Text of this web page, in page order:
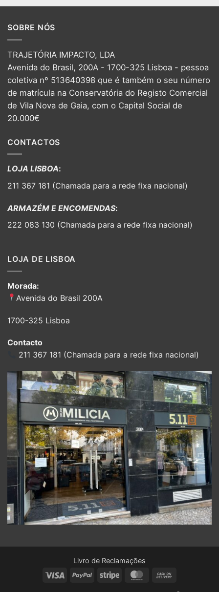
SOBRE NÓS
TRAJETÓRIA IMPACTO, LDA
Avenida do Brasil, 200A - 1700-325 Lisboa - pessoa
coletiva nº 513640398 que é também o seu número
de matrícula na Conservatória do Registo Comercial
de Vila Nova de Gaia, com o Capital Social de
20.000€
CONTACTOS
LOJA LISBOA:
211 367 181 (Chamada para a rede fixa nacional)
ARMAZÉM E ENCOMENDAS:
222 083 130 (Chamada para a rede fixa nacional)
LOJA DE LISBOA
Morada:
Avenida do Brasil 200A
1700-325 Lisboa
Contacto
211 367 181 (Chamada para a rede fixa nacional)
Livro de Reclamações
Visa
PayPal Stripe MasterCard